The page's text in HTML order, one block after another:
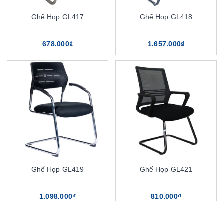
Ghế Họp GL417
678.000₫
Ghế Họp GL418
1.657.000₫
Ghế Họp GL419
1.098.000₫
Ghế Họp GL421
810.000₫